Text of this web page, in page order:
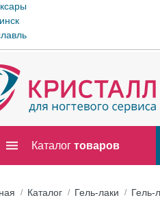
Каталог товаров
Каталог Гель-лаки Гель-